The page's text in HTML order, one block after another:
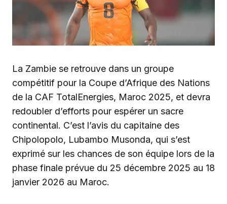
La Zambie se retrouve dans un groupe
compétitif pour la Coupe d’Afrique des Nations
de la CAF TotalEnergies, Maroc 2025, et devra
redoubler d’efforts pour espérer un sacre
continental. C’est l’avis du capitaine des
Chipolopolo, Lubambo Musonda, qui s’est
exprimé sur les chances de son équipe lors de la
phase finale prévue du 25 décembre 2025 au 18
janvier 2026 au Maroc.